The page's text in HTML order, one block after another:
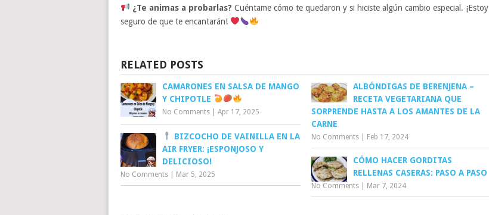
¿Te animas a probarlas? Cuéntame cómo te quedaron y si hiciste algún cambio especial. ¡Estoy
seguro de que te encantarán!
RELATED POSTS
CAMARONES EN SALSA DE MANGO
Y CHIPOTLE
No Comments Apr 17, 2025
ALBÓNDIGAS DE BERENJENA –
RECETA VEGETARIANA QUE
SORPRENDE HASTA A LOS AMANTES DE LA
CARNE
No Comments Feb 17, 2024
BIZCOCHO DE VAINILLA EN LA
AIR FRYER: ¡ESPONJOSO Y
DELICIOSO!
No Comments Mar 5, 2025
CÓMO HACER GORDITAS
RELLENAS CASERAS: PASO A PASO
No Comments Mar 7, 2024